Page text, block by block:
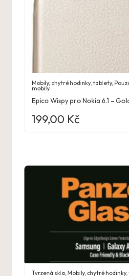
Mobily, chytré hodinky, tablety,
mobily
Epico Wispy pro Nokia 6.1 –
199,00 Kč
Tvrzená skla,Mobily, chytré